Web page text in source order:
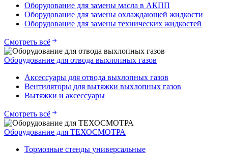
Оборудование для замены масла в АКПП
Оборудование для замены охлаждающей жидкости
Оборудование для замены технических жидкостей
Смотреть всё
Оборудование для отвода выхлопных газов
Аксессуары для отвода выхлопных газов
Вентиляторы для вытяжки выхлопных газов
Вытяжки и аксессуары
Смотреть всё
Оборудование для ТЕХОСМОТРА
Тормозные стенды универсальные